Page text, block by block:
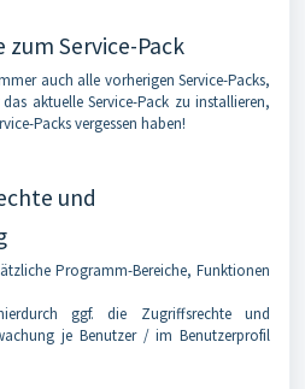
Service-Pack
auch alle vorherigen Service-Packs,
aktuelle Service-Pack zu installieren,
Packs vergessen haben!
und
Programm-Bereiche, Funktionen
ggf. die Zugriffsrechte und
je Benutzer / im Benutzerprofil